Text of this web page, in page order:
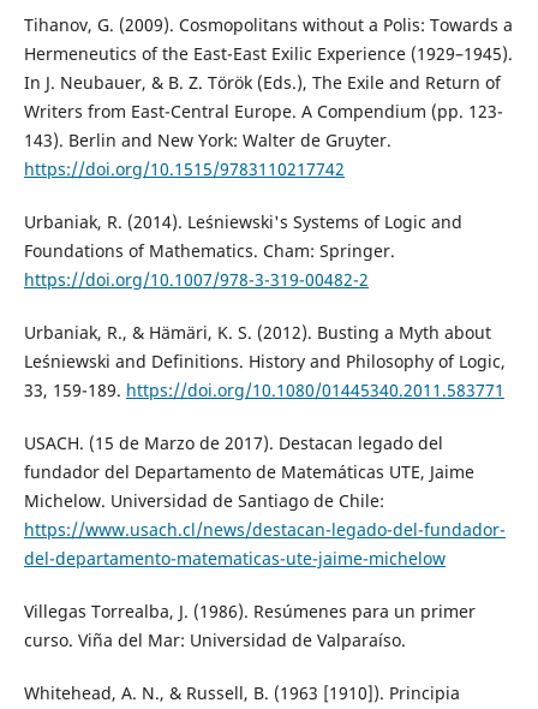
Tihanov, G. (2009). Cosmopolitans without a Polis: Towards a
Hermeneutics of the East-East Exilic Experience (1929–1945).
In J. Neubauer, & B. Z. Török (Eds.), The Exile and Return of
Writers from East-Central Europe. A Compendium (pp. 123-
143). Berlin and New York: Walter de Gruyter.
https://doi.org/10.1515/9783110217742
Urbaniak, R. (2014). Leśniewski's Systems of Logic and
Foundations of Mathematics. Cham: Springer.
https://doi.org/10.1007/978-3-319-00482-2
Urbaniak, R., & Hämäri, K. S. (2012). Busting a Myth about
Leśniewski and Definitions. History and Philosophy of Logic,
33, 159-189. https://doi.org/10.1080/01445340.2011.583771
USACH. (15 de Marzo de 2017). Destacan legado del
fundador del Departamento de Matemáticas UTE, Jaime
Michelow. Universidad de Santiago de Chile:
https://www.usach.cl/news/destacan-legado-del-fundador-
del-departamento-matematicas-ute-jaime-michelow
Villegas Torrealba, J. (1986). Resúmenes para un primer
curso. Viña del Mar: Universidad de Valparaíso.
Whitehead, A. N., & Russell, B. (1963 [1910]). Principia